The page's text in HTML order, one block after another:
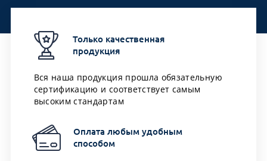
Только качественная
продукция
Вся наша продукция прошла обязательную
сертификацию и соответствует самым
высоким стандартам
Оплата любым удобным
способом